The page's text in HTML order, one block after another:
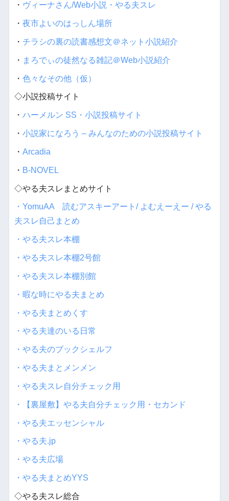
・ ヴィーナさん/Web小説・やる夫スレ
・ 夜市よいのはっしん場所
・ チラシの裏の読書感想文＠ネット小説紹介
・ まろでぃの徒然なる雑記＠Web小説紹介
・ 色々なその他（仮）
◇小説投稿サイト
・ ハーメルン SS・小説投稿サイト
・ 小説家になろう – みんなのための小説投稿サイト
・ Arcadia
・ B-NOVEL
◇やる夫スレまとめサイト
・YomuAA 読むアスキーアート/ よむえーえー / やる
夫スレ自己まとめ
・やる夫スレ本棚
・やる夫スレ本棚2号館
・やる夫スレ本棚別館
・暇な時にやる夫まとめ
・やる夫まとめくす
・やる夫達のいる日常
・やる夫のブックシェルフ
・やる夫まとメンメン
・やる夫スレ自分チェック用
・【裏屋敷】やる夫自分チェック用・セカンド
・やる夫エッセンシャル
・やる夫.jp
・やる夫広場
・やる夫まとめYYS
◇やる夫スレ総合